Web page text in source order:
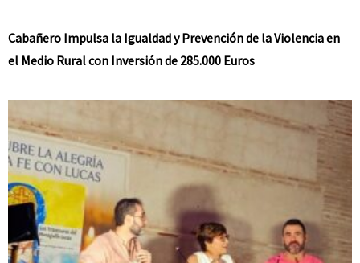
Cabañero Impulsa la Igualdad y Prevención de la Violencia en
el Medio Rural con Inversión de 285.000 Euros